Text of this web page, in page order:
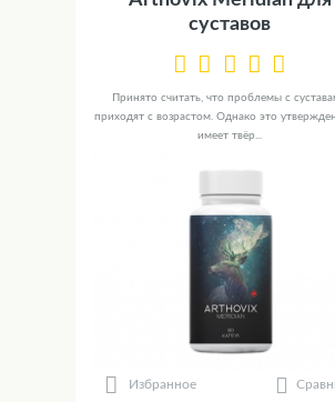
суставов
Принято считать, что проблемы с
приходят с возрастом. Однако это
имеет твёр...
Избранное